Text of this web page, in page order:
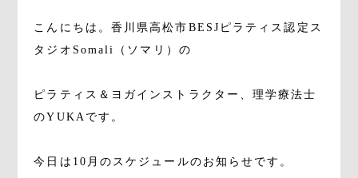
こんにちは。香川県高松市BESJピラティス認定ス
タジオSomali（ソマリ）の
ピラティス＆ヨガインストラクター、理学療法士
のYUKAです。
今日は10月のスケジュールのお知らせです。